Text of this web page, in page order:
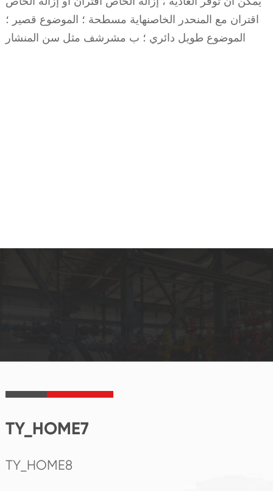
اقتران مع المنحدر الخاصنهاية مسطحة ؛ الموضوع قصير ؛
الموضوع طويل دائري ؛ ب مشرشف مثل سن المنشار
TY_HOME7
TY_HOME8